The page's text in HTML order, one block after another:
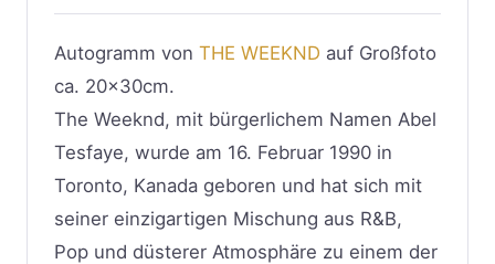
Autogramm von THE WEEKND auf Großfoto
ca. 20x30cm.
The Weeknd, mit bürgerlichem Namen Abel
Tesfaye, wurde am 16. Februar 1990 in
Toronto, Kanada geboren und hat sich mit
seiner einzigartigen Mischung aus R&B,
Pop und düsterer Atmosphäre zu einem der